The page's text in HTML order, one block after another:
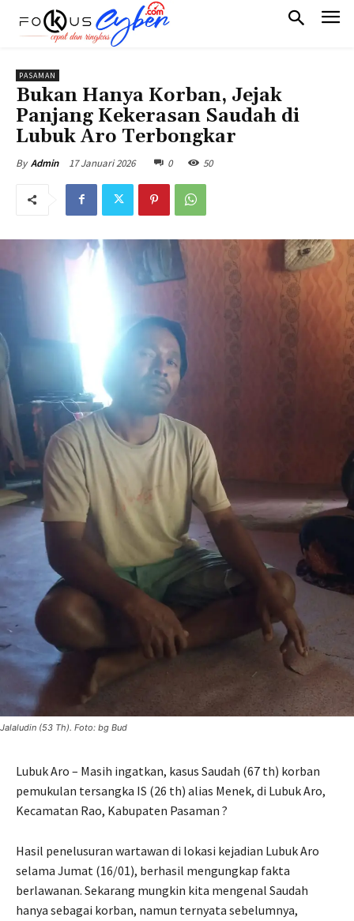
PASAMAN
Bukan Hanya Korban, Jejak
Panjang Kekerasan Saudah di
Lubuk Aro Terbongkar
By Admin 17 Januari 2026 0 50
Jalaludin (53 Th). Foto: bg Bud
Lubuk Aro – Masih ingatkan, kasus Saudah (67 th) korban
pemukulan tersangka IS (26 th) alias Menek, di Lubuk Aro,
Kecamatan Rao, Kabupaten Pasaman ?
Hasil penelusuran wartawan di lokasi kejadian Lubuk Aro
selama Jumat (16/01), berhasil mengungkap fakta
berlawanan. Sekarang mungkin kita mengenal Saudah
hanya sebagai korban, namun ternyata sebelumnya,